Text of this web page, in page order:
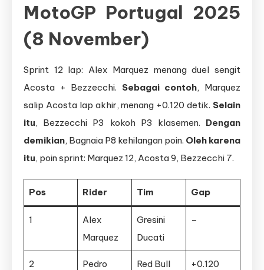
MotoGP Portugal 2025
(8 November)
Sprint 12 lap: Alex Marquez menang duel sengit
Acosta + Bezzecchi. Sebagai contoh, Marquez
salip Acosta lap akhir, menang +0.120 detik. Selain
itu, Bezzecchi P3 kokoh P3 klasemen. Dengan
demikian, Bagnaia P8 kehilangan poin. Oleh karena
itu, poin sprint: Marquez 12, Acosta 9, Bezzecchi 7.
Pos Rider Tim Gap
1
Alex
Marquez
Gresini
Ducati
–
2
Pedro
Red Bull
+0.120